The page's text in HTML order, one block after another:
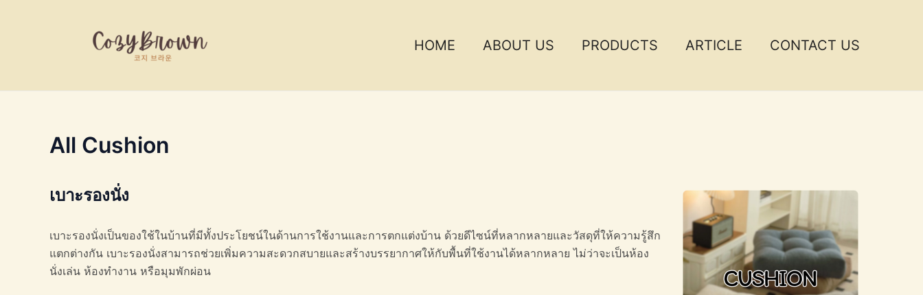
HOME ABOUT US PRODUCTS ARTICLE CONTACT US
All Cushion
เบาะรองนั่ง
เบาะรองนั่งเป็นของใช้ในบ้านที่มีทั้งประโยชน์ในด้านการใช้งานและการตกแต่งบ้าน ด้วยดีไซน์ที่หลากหลายและวัสดุที่ให้ความรู้สึก
แตกต่างกัน เบาะรองนั่งสามารถช่วยเพิ่มความสะดวกสบายและสร้างบรรยากาศให้กับพื้นที่ใช้งานได้หลากหลาย ไม่ว่าจะเป็นห้อง
นั่งเล่น ห้องทำงาน หรือมุมพักผ่อน